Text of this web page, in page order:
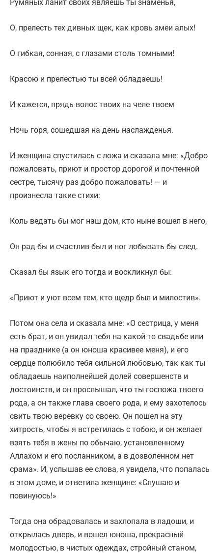
Румяных ланит своих являешь ты знаменья,
О, прелесть тех дивных щек, как кровь змеи алых!
О гибкая, сонная, с глазами столь томными!
Красою и прелестью ты всей обладаешь!
И кажется, прядь волос твоих на челе твоем
Ночь горя, сошедшая на день наслажденья.
И женщина спустилась с ложа и сказала мне: «Добро
пожаловать, приют и простор дорогой и почтенной
сестре, тысячу раз добро пожаловать! — и
произнесла такие стихи:
Коль ведать бы мог наш дом, кто ныне вошел в него,
Он рад бы и счастлив был и ног лобызать бы след.
Сказал бы язык его тогда и воскликнул бы:
«Приют и уют всем тем, кто щедр был и милостив».
Потом она села и сказала мне: «О сестрица, у меня
есть брат, и он увидал тебя на какой-то свадьбе или
на празднике (а он юноша красивее меня), и его
сердце полюбило тебя сильной любовью, так как ты
обладаешь наиполнейшей долей совершенств и
достоинств, и он прослышал, что ты госпожа твоего
рода, а он также глава своего рода, и ему захотелось
свить твою веревку со своею. Он пошел на эту
хитрость, чтобы я встретилась с тобою, и он желает
взять тебя в жены по обычаю, установленному
Аллахом и его посланником, а в дозволенном нет
срама». И, услышав ее слова, я увидела, что попалась
в этом доме, и ответила женщине: «Слушаю и
повинуюсь!»
Тогда она обрадовалась и захлопала в ладоши, и
открылась дверь, и вошел юноша, прекрасный
молодостью, в чистых одеждах, стройный станом,